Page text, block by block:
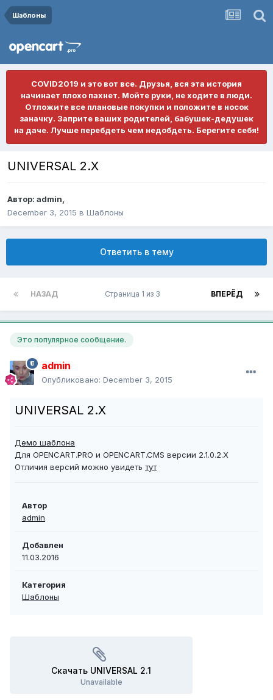
Шаблоны
COVID2019 и это вот все. Друзья, вся эта история
начинает плохо пахнет. Мойте руки, не ходите в люди.
Отложите все плановые покупки и положите в носок
заначку. Заприте ваших родителей, бабушек-дедушек
на даче. Лучше перебдеть чем недобдеть. Берегите себя!
UNIVERSAL 2.X
Автор: admin,
December 3, 2015 в Шаблоны
Ответить в тему
НАЗАД ВПЕРЁД
Страница 1 из 3
Это популярное сообщение.
admin
Опубликовано: December 3, 2015
UNIVERSAL 2.X
Демо шаблона
Для OPENCART.PRO и OPENCART.CMS версии 2.1.0.2.X
Отличия версий можно увидеть тут
Автор
admin
Добавлен
11.03.2016
Категория
Шаблоны
Скачать UNIVERSAL 2.1
Unavailable